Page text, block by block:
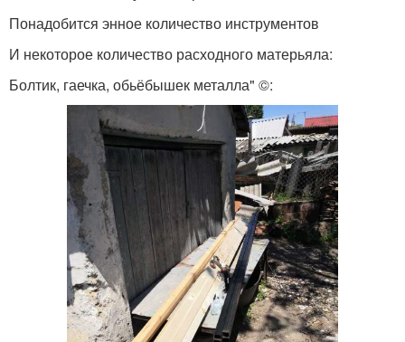
Понадобится энное количество инструментов
И некоторое количество расходного матерьяла:
Болтик, гаечка, обьёбышек металла" ©: